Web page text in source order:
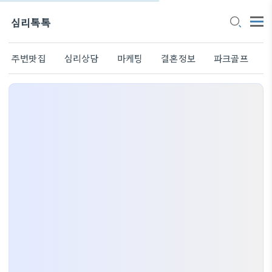
심리톡톡
주변맛집 심리상담 마케팅 결혼정보 파크골프